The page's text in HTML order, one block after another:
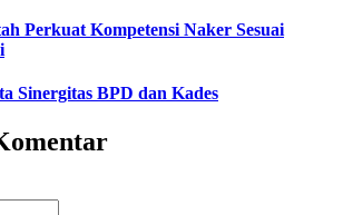
Perkuat Kompetensi Naker Sesuai
Sinergitas BPD dan Kades